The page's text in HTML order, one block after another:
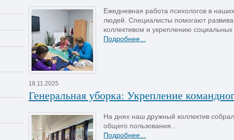
Ежедневная работа психологов в
людей. Специалисты помогают
коллективом и укреплению социальных
Подробнее...
18.11.2025
Генеральная уборка: Укрепление
На днях наш дружный коллектив
общего пользования...
Подробнее...